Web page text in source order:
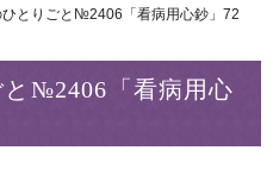
ひとりごと№2406「看病用心鈔」72
№2406「看病用心